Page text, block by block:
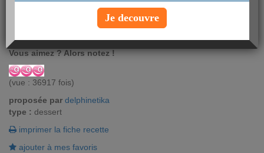
En voilà une recette de gâteau qui apportera du soleil à vos
plaisirs du 4h. Ce cake au parfum des îles transportera sous les
Vous aimez ? Alors notez !
(vue : 36917 fois)
proposée par delphinetika
type : dessert
imprimer la fiche recette
ajouter à mes favoris
Je decouvre